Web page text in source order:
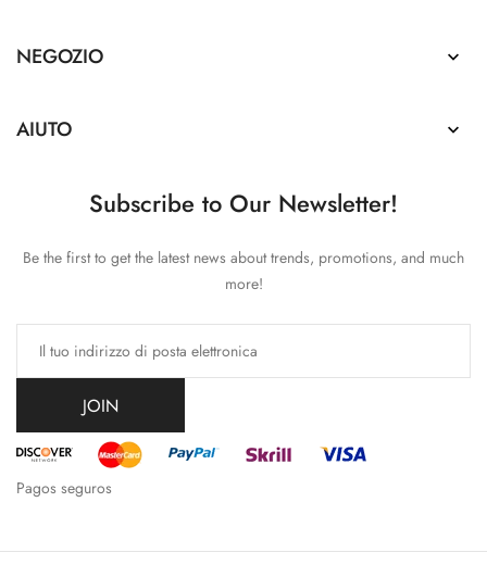
NEGOZIO 
AIUTO 
Subscribe to Our Newsletter!
Be the first to get the latest news about trends, promotions, and much
more!
JOIN
Pagos seguros